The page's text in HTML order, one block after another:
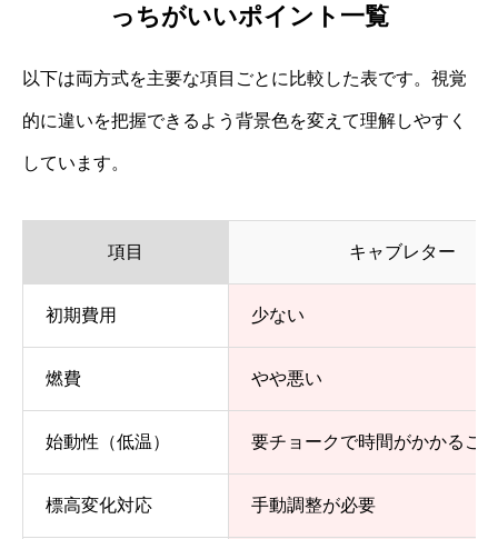
っちがいいポイント一覧
以下は両方式を主要な項目ごとに比較した表です。視覚
的に違いを把握できるよう背景色を変えて理解しやすく
しています。
項目 キャブレター
初期費用 少ない
燃費 やや悪い
始動性（低温） 要チョークで時間がかかるこ
標高変化対応 手動調整が必要